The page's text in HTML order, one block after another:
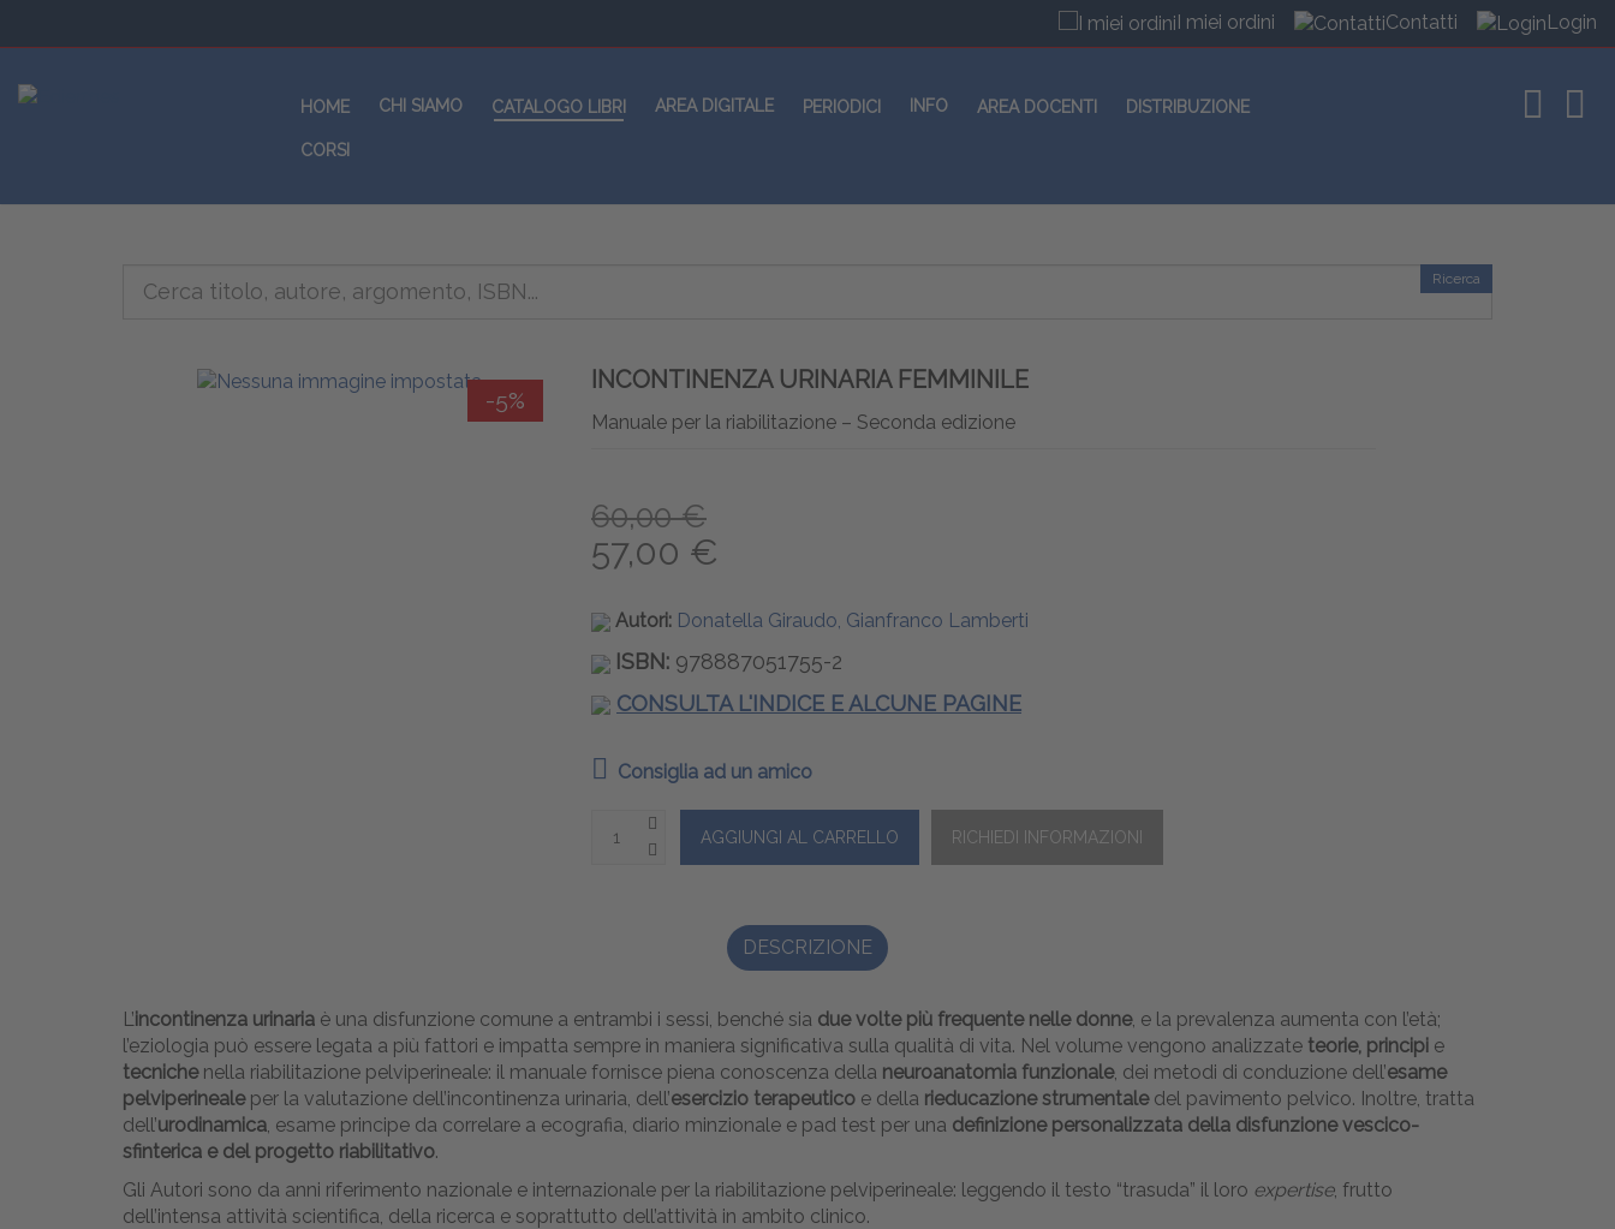
I miei ordini Contatti Login
HOME CHI SIAMO CATALOGO LIBRI AREA DIGITALE PERIODICI INFO AREA DOCENTI DISTRIBUZIONE
CORSI
Ricerca
-5%
INCONTINENZA URINARIA FEMMINILE
Manuale per la riabilitazione – Seconda edizione
60,00 €
57,00 €
Autori: Donatella Giraudo, Gianfranco Lamberti
ISBN: 978887051755-2
CONSULTA L'INDICE E ALCUNE PAGINE
Consiglia ad un amico
DESCRIZIONE
L’ incontinenza urinaria è una disfunzione comune a entrambi i sessi, benché sia due volte più frequente nelle donne, e la prevalenza aumenta con l’età;
l’eziologia può essere legata a più fattori e impatta sempre in maniera significativa sulla qualità di vita. Nel volume vengono analizzate teorie, principi e
tecnichenella riabilitazione pelviperineale: il manuale fornisce piena conoscenza della neuroanatomia funzionale, dei metodi di conduzione dell’esame
pelviperinealeper la valutazione dell’incontinenza urinaria, dell’esercizio terapeutico e della rieducazione strumentaledel pavimento pelvico. Inoltre, tratta
dell’urodinamica, esame principe da correlare a ecografia, diario minzionale e pad test per una definizione personalizzata della disfunzione vescico-
sfinterica e del progetto riabilitativo.
Gli Autori sono da anni riferimento nazionale e internazionale per la riabilitazione pelviperineale: leggendo il testo “trasuda” il loro expertise, frutto
dell’intensa attività scientifica, della ricerca e soprattutto dell’attività in ambito clinico.